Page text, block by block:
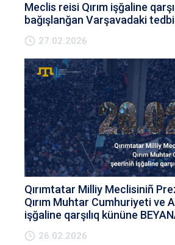
Meclis reisi Qırım işğaline
bağışlanğan Varşavadaki
27.02.2026
Qırımtatar Milliy Meclisiniñ
Qırım Muhtar Cumhuriyeti ve
işğaline qarşılıq kününe
26.02.2026